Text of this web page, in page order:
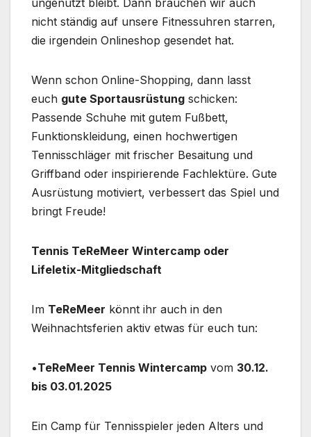
ungenutzt bleibt. Dann brauchen wir auch
nicht ständig auf unsere Fitnessuhren starren,
die irgendein Onlineshop gesendet hat.
Wenn schon Online-Shopping, dann lasst
euch gute Sportausrüstung schicken:
Passende Schuhe mit gutem Fußbett,
Funktionskleidung, einen hochwertigen
Tennisschläger mit frischer Besaitung und
Griffband oder inspirierende Fachlektüre. Gute
Ausrüstung motiviert, verbessert das Spiel und
bringt Freude!
Tennis TeReMeer Wintercamp oder
Lifeletix-Mitgliedschaft
Im TeReMeer könnt ihr auch in den
Weihnachtsferien aktiv etwas für euch tun:
•TeReMeer Tennis Wintercamp vom 30.12.
bis 03.01.2025
Ein Camp für Tennisspieler jeden Alters und